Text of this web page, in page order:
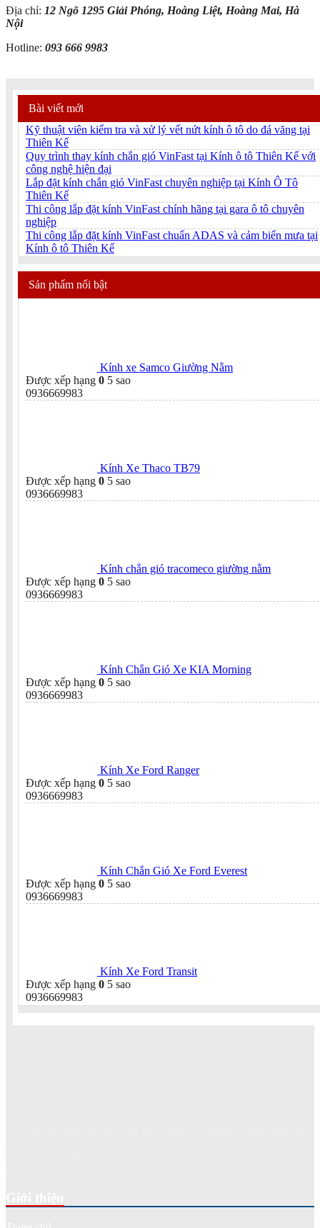
Địa chỉ: 12 Ngõ 1295 Giải Phóng, Hoàng Liệt, Hoàng Mai, Hà
Nội
Hotline: 093 666 9983
Bài viết mới
Kỹ thuật viên kiểm tra và xử lý vết nứt kính ô tô do đá văng tại
Thiên Kế
Quy trình thay kính chắn gió VinFast tại Kính ô tô Thiên Kế với
công nghệ hiện đại
Lắp đặt kính chắn gió VinFast chuyên nghiệp tại Kính Ô Tô
Thiên Kế
Thi công lắp đặt kính VinFast chính hãng tại gara ô tô chuyên
nghiệp
Thi công lắp đặt kính VinFast chuẩn ADAS và cảm biến mưa tại
Kính ô tô Thiên Kế
Sản phẩm nổi bật
Kính xe Samco Giường Nằm
Được xếp hạng 0 5 sao
0936669983
Kính Xe Thaco TB79
Được xếp hạng 0 5 sao
0936669983
Kính chắn gió tracomeco giường nằm
Được xếp hạng 0 5 sao
0936669983
Kính Chắn Gió Xe KIA Morning
Được xếp hạng 0 5 sao
0936669983
Kính Xe Ford Ranger
Được xếp hạng 0 5 sao
0936669983
Kính Chắn Gió Xe Ford Everest
Được xếp hạng 0 5 sao
0936669983
Kính Xe Ford Transit
Được xếp hạng 0 5 sao
0936669983